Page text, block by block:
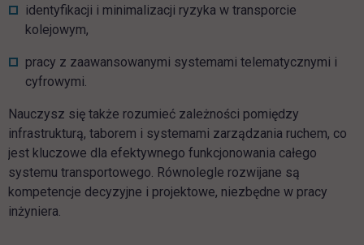
identyfikacji i minimalizacji ryzyka w transporcie
kolejowym,
pracy z zaawansowanymi systemami telematycznymi i
cyfrowymi.
Nauczysz się także rozumieć zależności pomiędzy
infrastrukturą, taborem i systemami zarządzania ruchem, co
jest kluczowe dla efektywnego funkcjonowania całego
systemu transportowego. Równolegle rozwijane są
kompetencje decyzyjne i projektowe, niezbędne w pracy
inżyniera.